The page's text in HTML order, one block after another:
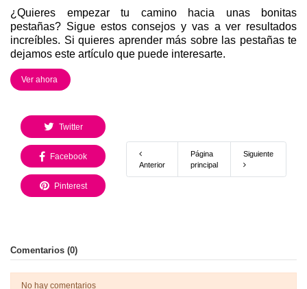
¿Quieres empezar tu camino hacia unas bonitas
pestañas? Sigue estos consejos y vas a ver resultados
increíbles. Si quieres aprender más sobre las pestañas te
dejamos este artículo que puede interesarte.
Ver ahora
Twitter
Facebook
Pinterest
Anterior
Página
principal
Siguiente
Comentarios (0)
No hay comentarios